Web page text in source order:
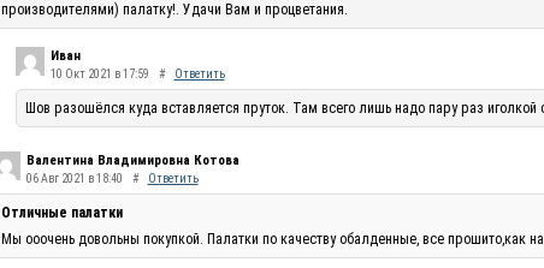
производителями) палатку!. Удачи Вам и процветания.
Иван
10 Окт 2021 в 17:59 # Ответить
Шов разошёлся куда вставляется пруток. Там всего лишь надо пару раз
Валентина Владимировна Котова
06 Авг 2021 в 18:40 # Ответить
Отличные палатки
Мы ооочень довольны покупкой. Палатки по качеству обалденные, все прошито,как